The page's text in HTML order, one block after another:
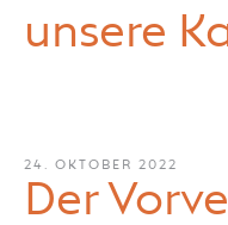
unsere
24. OKTOBER 2022
Der